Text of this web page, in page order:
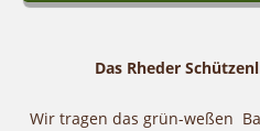
Das Rheder
Wir tragen das grün-weßen